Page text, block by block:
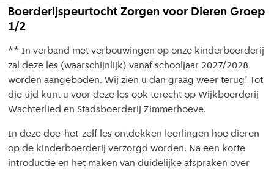
Boerderijspeurtocht Zorgen voor Dieren Groep
1/2
** In verband met verbouwingen op onze kinderboerderij
zal deze les (waarschijnlijk) vanaf schooljaar 2027/2028
worden aangeboden. Wij zien u dan graag weer terug! Tot
die tijd kunt u voor deze les ook terecht op Wijkboerderij
Wachterlied en Stadsboerderij Zimmerhoeve.
In deze doe-het-zelf les ontdekken leerlingen hoe dieren
op de kinderboerderij verzorgd worden. Na een korte
introductie en het maken van duidelijke afspraken over